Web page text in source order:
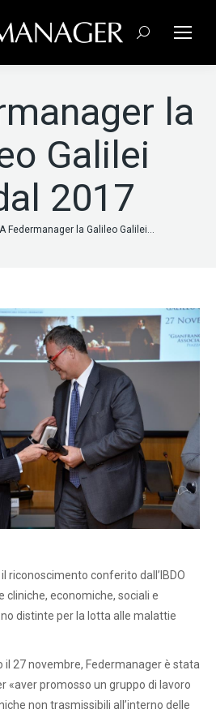
Cerca:
la
Galilei
2017
A Federmanager la Galileo Galilei…
riconoscimento conferito dall’IBDO
cliniche, economiche, sociali e
distinte per la lotta alle malattie
il 27 novembre, Federmanager è stata
«aver promosso un gruppo di lavoro
non trasmissibili all’interno delle